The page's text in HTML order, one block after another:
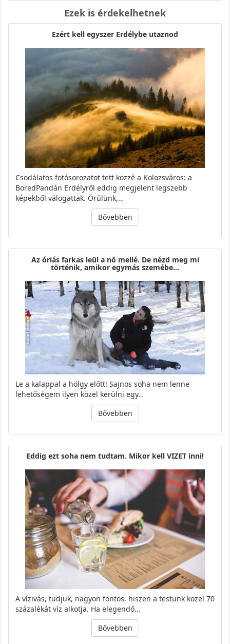
Ezek is érdekelhetnek
Ezért kell egyszer Erdélybe utaznod
Csodálatos fotósorozatot tett közzé a Kolozsváros: a
BoredPandán Erdélyről eddig megjelent legszebb
képekből válogattak. Örülünk,…
Bővebben
Az óriás farkas leül a nő mellé. De nézd meg mi
történik, amikor egymás szemébe…
Le a kalappal a hölgy előtt! Sajnos soha nem lenne
lehetőségem ilyen közel kerülni egy…
Bővebben
Eddig ezt soha nem tudtam. Mikor kell VIZET inni!
A vízivás, tudjuk, nagyon fontos, hiszen a testünk közel 70
százalékát víz alkotja. Ha elegendő…
Bővebben